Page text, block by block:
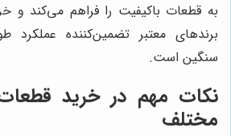
به قطعات باکیفیت را فراهم می‌کند و
برندهای معتبر تضمین‌کننده عملکرد
سنگین است.
نکات مهم در خرید قطعات
مختلف